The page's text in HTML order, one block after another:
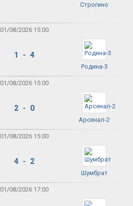
Строгино
01/08/2026 15:00
1 - 4
Родина-3
01/08/2026 15:00
2 - 0
Арсенал-2
01/08/2026 15:00
4 - 2
Шумбрат
01/08/2026 17:00